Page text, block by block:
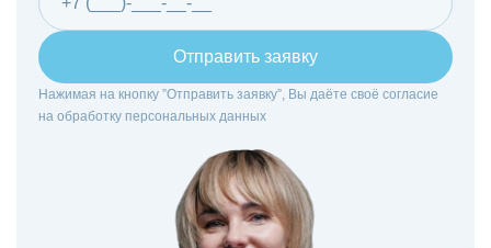
Отправить заявку
Нажимая на кнопку ”Отправить заявку”, Вы даёте своё согласие
на обработку персональных данных